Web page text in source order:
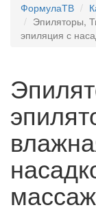
ФормулаТВ
Эпиляторы,
эпиляция с